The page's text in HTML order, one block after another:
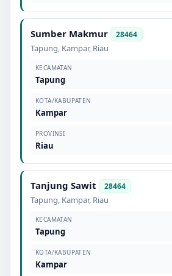
Sumber Makmur 28464
Tapung, Kampar, Riau
KECAMATAN
Tapung
KOTA/KABUPATEN
Kampar
PROVINSI
Riau
Tanjung Sawit 28464
Tapung, Kampar, Riau
KECAMATAN
Tapung
KOTA/KABUPATEN
Kampar